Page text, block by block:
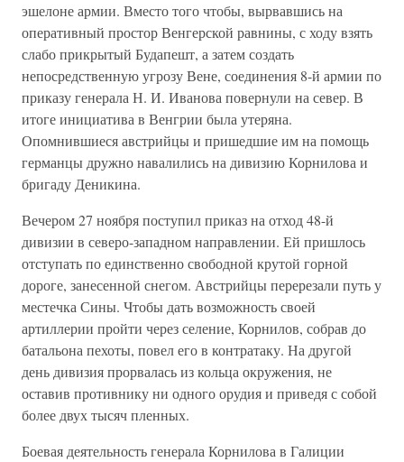
эшелоне армии. Вместо того чтобы, вырвавшись на
оперативный простор Венгерской равнины, с ходу взять
слабо прикрытый Будапешт, а затем создать
непосредственную угрозу Вене, соединения 8-й армии по
приказу генерала Н. И. Иванова повернули на север. В
итоге инициатива в Венгрии была утеряна.
Опомнившиеся австрийцы и пришедшие им на помощь
германцы дружно навалились на дивизию Корнилова и
бригаду Деникина.
Вечером 27 ноября поступил приказ на отход 48-й
дивизии в северо-западном направлении. Ей пришлось
отступать по единственно свободной крутой горной
дороге, занесенной снегом. Австрийцы перерезали путь у
местечка Сины. Чтобы дать возможность своей
артиллерии пройти через селение, Корнилов, собрав до
батальона пехоты, повел его в контратаку. На другой
день дивизия прорвалась из кольца окружения, не
оставив противнику ни одного орудия и приведя с собой
более двух тысяч пленных.
Боевая деятельность генерала Корнилова в Галиции